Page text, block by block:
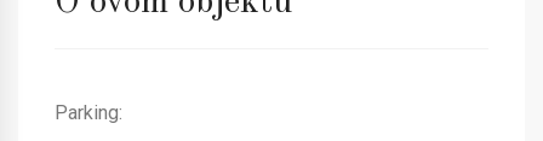
Parking: